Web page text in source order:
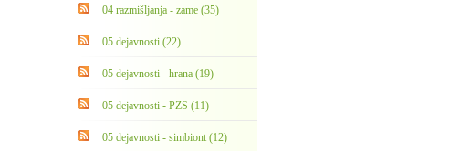
04 razmišljanja - zame (35)
05 dejavnosti (22)
05 dejavnosti - hrana (19)
05 dejavnosti - PZS (11)
05 dejavnosti - simbiont (12)